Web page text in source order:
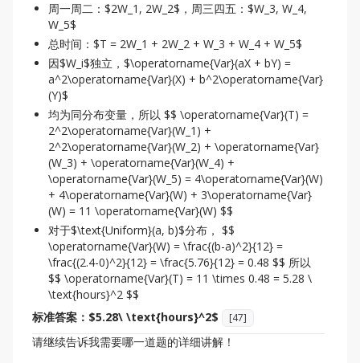
周一周二：$2W_1, 2W_2$，周三四五：$W_3, W_4,
W_5$
总时间：$T = 2W_1 + 2W_2 + W_3 + W_4 + W_5$
因$W_i$独立，$\operatorname{Var}(aX + bY) =
a^2\operatorname{Var}(X) + b^2\operatorname{Var}
(Y)$
均为同分布变量，所以 $$ \operatorname{Var}(T) =
2^2\operatorname{Var}(W_1) +
2^2\operatorname{Var}(W_2) + \operatorname{Var}
(W_3) + \operatorname{Var}(W_4) +
\operatorname{Var}(W_5) = 4\operatorname{Var}(W)
+ 4\operatorname{Var}(W) + 3\operatorname{Var}
(W) = 11 \operatorname{Var}(W) $$
对于$\text{Uniform}(a, b)$分布， $$
\operatorname{Var}(W) = \frac{(b-a)^2}{12} =
\frac{(2.4-0)^2}{12} = \frac{5.76}{12} = 0.48 $$ 所以
$$ \operatorname{Var}(T) = 11 \times 0.48 = 5.28 \
\text{hours}^2 $$
标准答案：$5.28\ \text{hours}^2$
[47]
请继续告诉我需要哪一道题的详细讲解！